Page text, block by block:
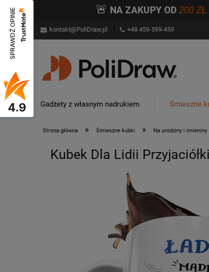
🚨 NA ZAKUPY OD 200 ZŁ
kontakt@PoliDraw.pl +48 459-599-459
Gadżety z własnym nadrukiem Śmieszne
Strona główna » Śmieszne kubki » Na urodziny i imieniny
Kubek Dla Lidii
SPRAWDŹ OPINIE
4.9